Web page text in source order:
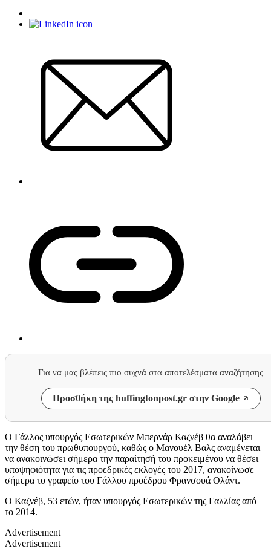
Για να μας βλέπεις πιο συχνά στα αποτελέσματα αναζήτησης
Προσθήκη της huffingtonpost.gr στην Google
Ο Γάλλος υπουργός Εσωτερικών Μπερνάρ Καζνέβ θα αναλάβει
την θέση του πρωθυπουργού, καθώς ο Μανουέλ Βαλς αναμένεται
να ανακοινώσει σήμερα την παραίτησή του προκειμένου να θέσει
υποψηφιότητα για τις προεδρικές εκλογές του 2017, ανακοίνωσε
σήμερα το γραφείο του Γάλλου προέδρου Φρανσουά Ολάντ.
Ο Καζνέβ, 53 ετών, ήταν υπουργός Εσωτερικών της Γαλλίας από
το 2014.
Advertisement
Advertisement